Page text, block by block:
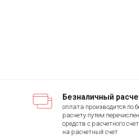
Безналичный
оплата производится по
расчету путем
средств с расчетного
на расчетный счет